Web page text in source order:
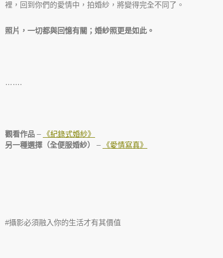
裡，回到你們的愛情中，拍婚紗，將變得完全不同了。
照片，一切都與回憶有關；婚紗照更是如此。
…….
觀看作品 –
《紀錄式婚紗》
另一種選擇（全便服婚紗）
– 《愛情寫真》
#攝影必須融入你的生活才有其價值